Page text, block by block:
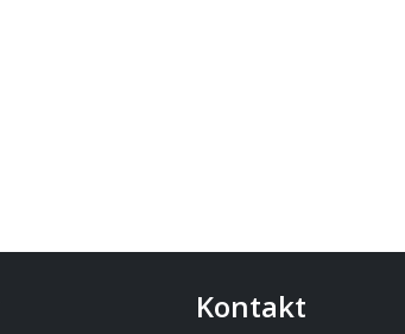
Kontakt